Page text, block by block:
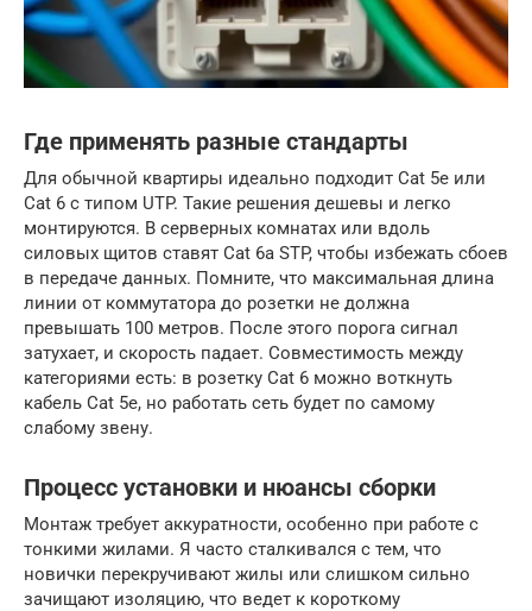
Где применять разные стандарты
Для обычной квартиры идеально подходит Cat 5e или
Cat 6 с типом UTP. Такие решения дешевы и легко
монтируются. В серверных комнатах или вдоль
силовых щитов ставят Cat 6a STP, чтобы избежать сбоев
в передаче данных. Помните, что максимальная длина
линии от коммутатора до розетки не должна
превышать 100 метров. После этого порога сигнал
затухает, и скорость падает. Совместимость между
категориями есть: в розетку Cat 6 можно воткнуть
кабель Cat 5e, но работать сеть будет по самому
слабому звену.
Процесс установки и нюансы сборки
Монтаж требует аккуратности, особенно при работе с
тонкими жилами. Я часто сталкивался с тем, что
новички перекручивают жилы или слишком сильно
зачищают изоляцию, что ведет к короткому